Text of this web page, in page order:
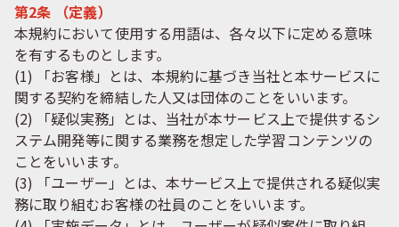
第2条 （定義）
本規約において使用する用語は、各々以下に定める意味
を有するものとします。
(1) 「お客様」とは、本規約に基づき当社と本サービスに
関する契約を締結した人又は団体のことをいいます。
(2) 「疑似実務」とは、当社が本サービス上で提供するシ
ステム開発等に関する業務を想定した学習コンテンツの
ことをいいます。
(3) 「ユーザー」とは、本サービス上で提供される疑似実
務に取り組むお客様の社員のことをいいます。